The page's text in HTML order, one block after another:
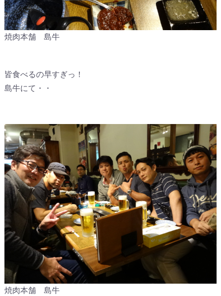
焼肉本舗 島牛
皆食べるの早すぎっ！
島牛にて・・
焼肉本舗 島牛